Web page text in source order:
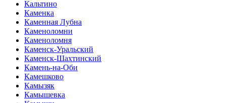
Кальтино
Каменка
Каменная Лубна
Каменоломни
Каменоломня
Каменск-Уральский
Каменск-Шахтинский
Камень-на-Оби
Камешково
Камызяк
Камышевка